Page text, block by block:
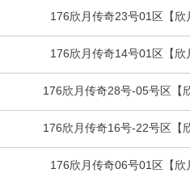
176欣月传奇23号01区【欣
176欣月传奇14号01区【欣
176欣月传奇28号-05号区【
176欣月传奇16号-22号区【
176欣月传奇06号01区【欣